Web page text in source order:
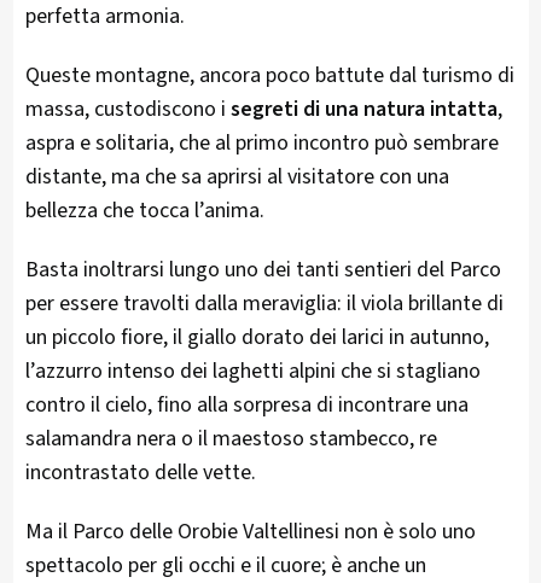
perfetta armonia.
Queste montagne, ancora poco battute dal turismo di
massa, custodiscono i segreti di una natura intatta,
aspra e solitaria, che al primo incontro può sembrare
distante, ma che sa aprirsi al visitatore con una
bellezza che tocca l’anima.
Basta inoltrarsi lungo uno dei tanti sentieri del Parco
per essere travolti dalla meraviglia: il viola brillante di
un piccolo fiore, il giallo dorato dei larici in autunno,
l’azzurro intenso dei laghetti alpini che si stagliano
contro il cielo, fino alla sorpresa di incontrare una
salamandra nera o il maestoso stambecco, re
incontrastato delle vette.
Ma il Parco delle Orobie Valtellinesi non è solo uno
spettacolo per gli occhi e il cuore; è anche un